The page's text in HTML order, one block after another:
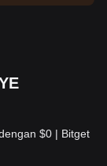
$0 | Bitget